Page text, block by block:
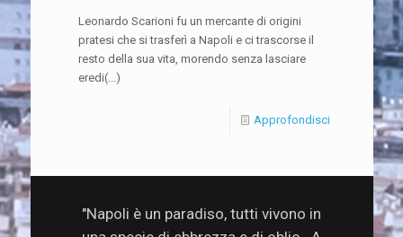
Leonardo Scarioni fu un mercante di origini
pratesi che si trasferì a Napoli e ci trascorse il
resto della sua vita, morendo senza lasciare
eredi(...)
Approfondisci
"Napoli è un paradiso, tutti vivono in